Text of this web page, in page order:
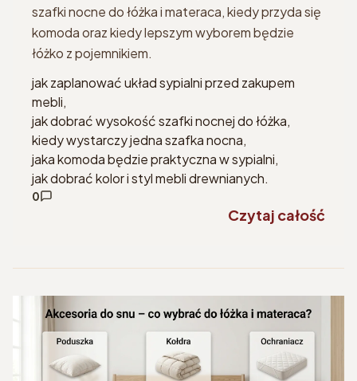
szafki nocne do łóżka i materaca, kiedy przyda się
komoda oraz kiedy lepszym wyborem będzie
łóżko z pojemnikiem.
jak zaplanować układ sypialni przed zakupem
mebli,
jak dobrać wysokość szafki nocnej do łóżka,
kiedy wystarczy jedna szafka nocna,
jaka komoda będzie praktyczna w sypialni,
jak dobrać kolor i styl mebli drewnianych.
0
Czytaj całość